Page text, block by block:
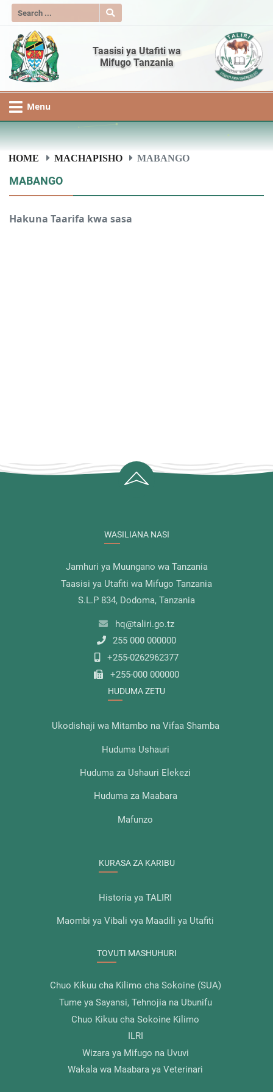
Taasisi ya Utafiti wa
Mifugo Tanzania
Menu
HOME MACHAPISHO MABANGO
MABANGO
Hakuna Taarifa kwa sasa
WASILIANA NASI
Jamhuri ya Muungano wa Tanzania
Taasisi ya Utafiti wa Mifugo Tanzania
S.L.P 834, Dodoma, Tanzania
hq@taliri.go.tz
255 000 000000
+255-0262962377
+255-000 000000
HUDUMA ZETU
Ukodishaji wa Mitambo na Vifaa Shamba
Huduma Ushauri
Huduma za Ushauri Elekezi
Huduma za Maabara
Mafunzo
KURASA ZA KARIBU
Historia ya TALIRI
Maombi ya Vibali vya Maadili ya Utafiti
TOVUTI MASHUHURI
Chuo Kikuu cha Kilimo cha Sokoine (SUA)
Tume ya Sayansi, Tehnojia na Ubunifu
Chuo Kikuu cha Sokoine Kilimo
ILRI
Wizara ya Mifugo na Uvuvi
Wakala wa Maabara ya Veterinari